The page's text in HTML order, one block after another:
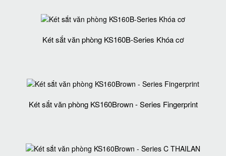
Két sắt văn phòng KS160B-Series Khóa cơ
Két sắt văn phòng KS160Brown - Series Fingerprint